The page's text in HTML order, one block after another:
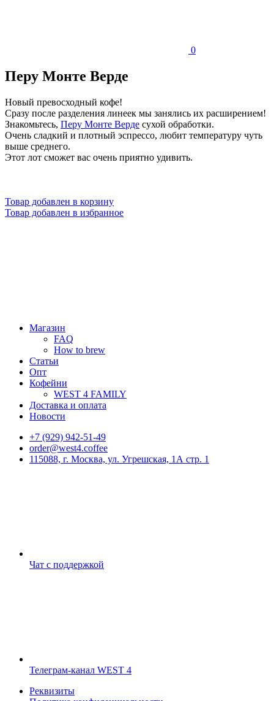
0
Перу Монте Верде
Новый превосходный кофе!
Сразу после разделения линеек мы занялись их расширением!
Знакомьтесь, Перу Монте Верде сухой обработки.
Очень сладкий и плотный эспрессо, любит температуру чуть
выше среднего.
Этот лот сможет вас очень приятно удивить.
Товар добавлен в корзину
Товар добавлен в избранное
Магазин
FAQ
How to brew
Статьи
Опт
Кофейни
WEST 4 FAMILY
Доставка и оплата
Новости
+7 (929) 942-51-49
order@west4.coffee
115088, г. Москва, ул. Угрешская, 1А стр. 1
Чат с поддержкой
Телеграм-канал WEST 4
Реквизиты